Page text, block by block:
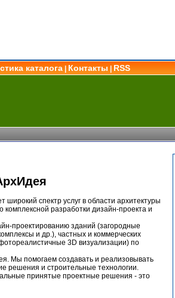
каталога Контакты
RSS
спектр услуг в области архитектуры
разработки дизайн-проекта и
проектированию зданий (загородные
и др.), частных и коммерческих
3D визуализации) по
Мы помогаем создавать и реализовывать
решения и строительные технологии.
принятые проектные решения - это